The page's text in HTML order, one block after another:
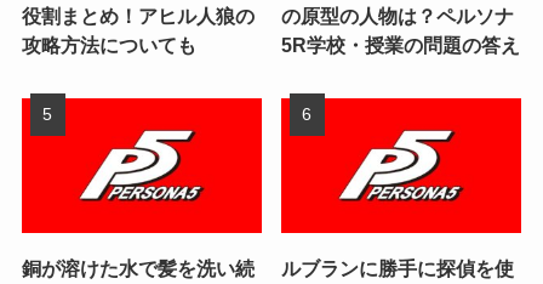
役割まとめ！アヒル人狼の
攻略方法についても
の原型の人物は？ペルソナ
5R学校・授業の問題の答え
銅が溶けた水で髪を洗い続
ルブランに勝手に探偵を使